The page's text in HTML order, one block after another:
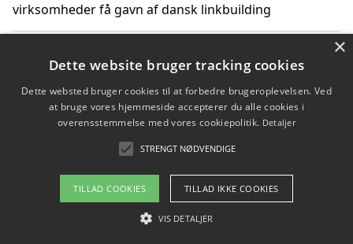
virksomheder få gavn af dansk linkbuilding
får du indgår et samarbejde
Hold et møde med en WordPress ekspert og vælg den
mest professionelle til at vedligeholde din løsning
Copyright 2026 - Pilanto Aps
Om / kontakt
×
Dette website bruger tracking cookies
Dette websted bruger cookies til at forbedre brugeroplevelsen. Ved
at bruge vores hjemmeside accepterer du alle cookies i
overensstemmelse med vores cookiepolitik. Detaljer
STRENGT NØDVENDIGE
TILLAD COOKIES TILLAD IKKE COOKIES
VIS DETALJER